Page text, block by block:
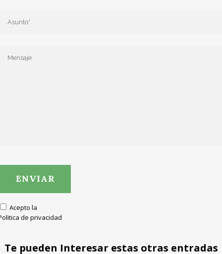
Acepto la
de privacidad
Te pueden Interesar estas otras entradas